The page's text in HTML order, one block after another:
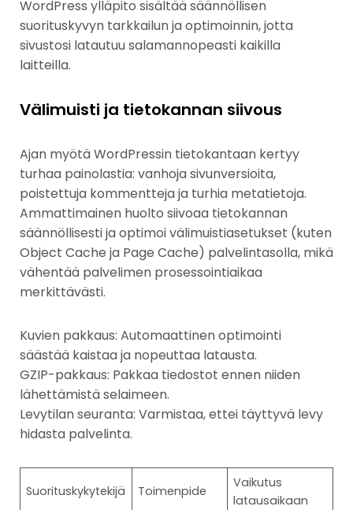
WordPress ylläpito sisältää säännöllisen
suorituskyvyn tarkkailun ja optimoinnin, jotta
sivustosi latautuu salamannopeasti kaikilla
laitteilla.
Välimuisti ja tietokannan siivous
Ajan myötä WordPressin tietokantaan kertyy
turhaa painolastia: vanhoja sivunversioita,
poistettuja kommentteja ja turhia metatietoja.
Ammattimainen huolto siivoaa tietokannan
säännöllisesti ja optimoi välimuistiasetukset (kuten
Object Cache ja Page Cache) palvelintasolla, mikä
vähentää palvelimen prosessointiaikaa
merkittävästi.
Kuvien pakkaus: Automaattinen optimointi
säästää kaistaa ja nopeuttaa latausta.
GZIP-pakkaus: Pakkaa tiedostot ennen niiden
lähettämistä selaimeen.
Levytilan seuranta: Varmistaa, ettei täyttyvä levy
hidasta palvelinta.
Suorituskykytekijä Toimenpide
Vaikutus
latausaikaan